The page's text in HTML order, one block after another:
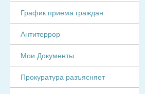
График приема граждан
Антитеррор
Мои Документы
Прокуратура разъясняет